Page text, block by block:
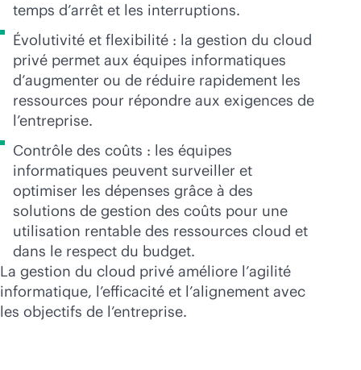
temps d’arrêt et les interruptions.
Évolutivité et flexibilité : la gestion du cloud
privé permet aux équipes informatiques
d’augmenter ou de réduire rapidement les
ressources pour répondre aux exigences de
l’entreprise.
Contrôle des coûts : les équipes
informatiques peuvent surveiller et
optimiser les dépenses grâce à des
solutions de gestion des coûts pour une
utilisation rentable des ressources cloud et
dans le respect du budget.
La gestion du cloud privé améliore l’agilité
informatique, l’efficacité et l’alignement avec
les objectifs de l’entreprise.